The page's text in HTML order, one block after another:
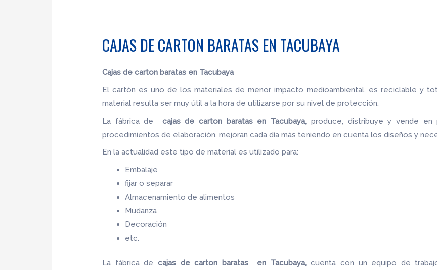
CAJAS DE CARTON BARATAS EN TACUBAYA
Cajas de carton baratas en Tacubaya
El cartón es uno de los materiales de menor impacto medioambiental, es reciclable y
material resulta ser muy útil a la hora de utilizarse por su nivel de protección.
La fábrica de cajas de carton baratas en Tacubaya, produce, distribuye y vende en
procedimientos de elaboración, mejoran cada día más teniendo en cuenta los diseños y
En la actualidad este tipo de material es utilizado para:
Embalaje
fijar o separar
Almacenamiento de alimentos
Mudanza
Decoración
etc.
La fábrica de cajas de carton baratas en Tacubaya,cuenta con un equipo de